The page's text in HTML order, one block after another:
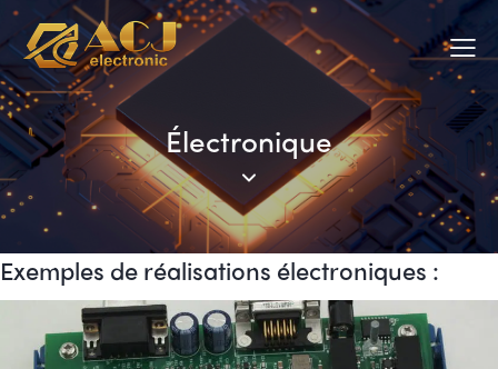
Électronique
Exemples de réalisations électroniques :